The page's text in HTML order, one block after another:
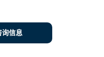
询信息